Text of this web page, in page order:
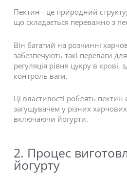
Пектин - це природний
що складається переважно з
Він багатий на розчинні
забезпечують такі переваги
регуляція рівня цукру в крові,
контроль ваги.
Ці властивості роблять
загущувачем у різних
включаючи йогурти.
2. Процес
йогурту